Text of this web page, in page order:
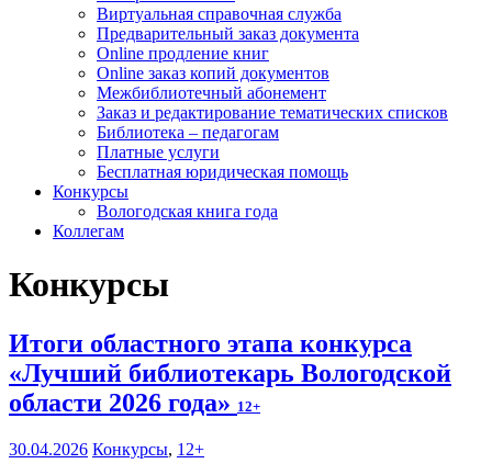
Виртуальная справочная служба
Предварительный заказ документа
Online продление книг
Online заказ копий документов
Межбиблиотечный абонемент
Заказ и редактирование тематических списков
Библиотека – педагогам
Платные услуги
Бесплатная юридическая помощь
Конкурсы
Вологодская книга года
Коллегам
Конкурсы
Итоги областного этапа конкурса
«Лучший библиотекарь Вологодской
области 2026 года» 12+
30.04.2026 Конкурсы, 12+